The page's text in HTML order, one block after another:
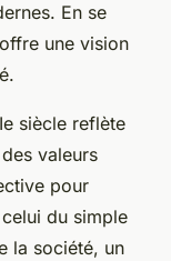
En se
une vision
siècle reflète
valeurs
pour
du simple
la société, un